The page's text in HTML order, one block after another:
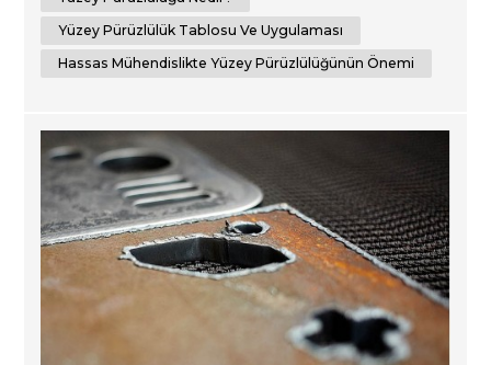
Yüzey Pürüzlülük Tablosu Ve Uygulaması
Hassas Mühendislikte Yüzey Pürüzlülüğünün Önemi